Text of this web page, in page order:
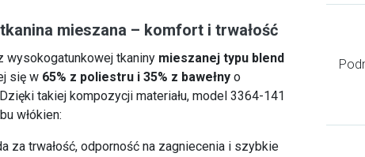
mieszana – komfort i trwałość
wysokogatunkowej tkaniny mieszanej typu blend
się w 65% z poliestru i 35% z bawełny o
takiej kompozycji materiału, model 3364-141
włókien:
za trwałość, odporność na zagniecenia i szybkie